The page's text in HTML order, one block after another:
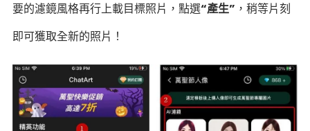
要的濾鏡風格再行上載目標照片，點選“產生” ，稍等片刻
即可獲取全新的照片！